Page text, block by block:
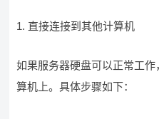
1. 直接连接到其他计算机
如果服务器硬盘可以正常工作
算机上。具体步骤如下：